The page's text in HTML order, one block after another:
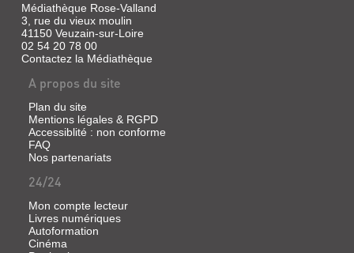
république
du
Centre
Ouest,
BLOIS
SECRET
Cricq,
Olivier
Médiathèque Rose-Valland
3, rue du vieux moulin
41150 Veuzain-sur-Loire
02 54 20 78 00
Contactez la Médiathèque
A propos du site
Plan du site
Mentions légales & RGPD
Accessiblité : non conforme
FAQ
Nos partenariats
24/24
Mon compte lecteur
Livres numériques
Autoformation
Cinéma